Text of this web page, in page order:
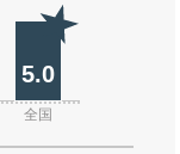
5.0
全国